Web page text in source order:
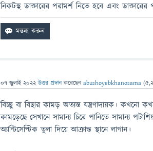
নিকটস্থ ডাক্তারের পরামর্শ নিতে হবে এবং
07 জুলাই 2022 উত্তর প্রদান করেছেনabushoyebkhanosama (
বিচ্ছু বা বিছার কামড় অত্যন্ত যন্ত্রণাদায়ক। কখনো
কামড়েছে সেখানে সামান্য চিরে পানিতে সামান্য
অ্যান্টিসেপ্টিক তুলা দিয়ে আক্রান্ত স্থানে লাগান।